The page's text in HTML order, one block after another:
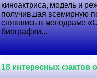
киноактриса, модель и
получившая всемирную
снявшись в мелодраме
биографии...
18 интересных фактов